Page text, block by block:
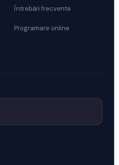
Întrebări frecvente
Programare online